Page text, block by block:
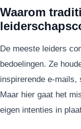
Waarom
De meeste leiders
bedoelingen. Ze
inspirerende e-mails,
Maar hier gaat het
eigen intenties in